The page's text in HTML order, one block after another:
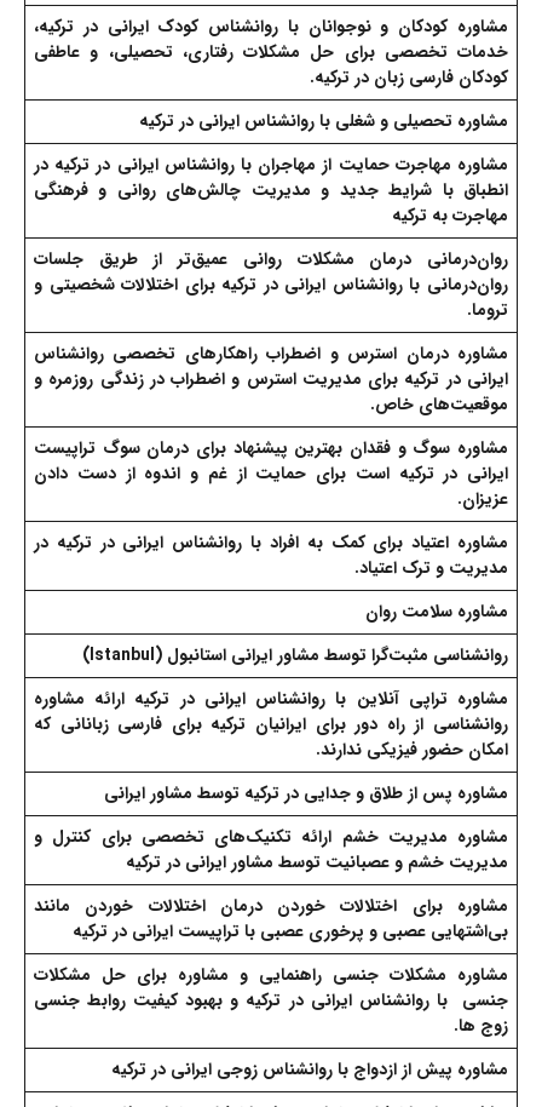
مشاوره کودکان و نوجوانان با روانشناس کودک ایرانی در ترکیه،
خدمات تخصصی برای حل مشکلات رفتاری، تحصیلی، و عاطفی
کودکان فارسی زبان در ترکیه.
مشاوره تحصیلی و شغلی با روانشناس ایرانی در ترکیه
مشاوره مهاجرت حمایت از مهاجران با روانشناس ایرانی در ترکیه در
انطباق با شرایط جدید و مدیریت چالش‌های روانی و فرهنگی
مهاجرت به ترکیه
روان‌درمانی درمان مشکلات روانی عمیق‌تر از طریق جلسات
روان‌درمانی با روانشناس ایرانی در ترکیه برای اختلالات شخصیتی و
تروما.
مشاوره درمان استرس و اضطرابراهکارهای تخصصی روانشناس
ایرانی در ترکیه برای مدیریت استرس و اضطراب در زندگی روزمره و
موقعیت‌های خاص.
مشاوره سوگ و فقدان بهترین پیشنهاد برای درمان سوگ تراپیست
ایرانی در ترکیه است برای حمایت از غم و اندوه از دست دادن
عزیزان.
مشاوره اعتیادبرای کمک به افراد با روانشناس ایرانی در ترکیه در
مدیریت و ترک اعتیاد.
مشاوره سلامت روان
روانشناسی مثبت‌گرا توسط مشاور ایرانی استانبول (Istanbul)
مشاوره تراپی آنلاین با روانشناس ایرانی در ترکیه ارائه مشاوره
روانشناسی از راه دور برای ایرانیان ترکیه برای فارسی زبانانی که
امکان حضور فیزیکی ندارند.
مشاوره پس از طلاق و جدایی در ترکیه توسط مشاور ایرانی
مشاوره مدیریت خشم ارائه تکنیک‌های تخصصی برای کنترل و
مدیریت خشم و عصبانیت توسط مشاور ایرانی در ترکیه
مشاوره برای اختلالات خوردن درمان اختلالات خوردن مانند
بی‌اشتهایی عصبی و پرخوری عصبی با تراپیست ایرانی در ترکیه
مشاوره مشکلات جنسی راهنمایی و مشاوره برای حل مشکلات
جنسی با روانشناس ایرانی در ترکیه و بهبود کیفیت روابط جنسی
زوج ها.
مشاوره پیش از ازدواج با روانشناس زوجی ایرانی در ترکیه